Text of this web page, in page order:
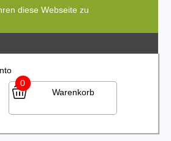
diese Webseite zu
0
Warenkorb